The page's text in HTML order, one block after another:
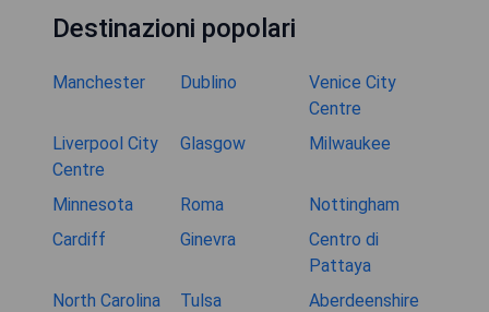
Destinazioni popolari
Manchester Dublino
Venice City
Centre
Liverpool City
Centre
Glasgow Milwaukee
Minnesota Roma
Nottingham
Cardiff
Ginevra
Centro di
Pattaya
North Carolina
Tulsa Aberdeenshire